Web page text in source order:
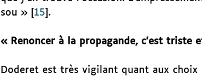
sou »[ 15 .
« Renoncer à la propagande, c’est triste
Doderet est très vigilant quant aux choix